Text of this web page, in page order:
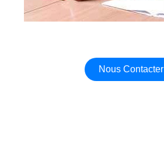
Nous Contacter